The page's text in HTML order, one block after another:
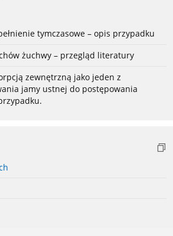
tymczasowe – opis przypadku
żuchwy – przegląd literatury
zewnętrzną jako jeden z
jamy ustnej do postępowania